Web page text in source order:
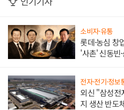
소비자·유통
롯데·농심 창
'사촌' 신동빈
전자·전기·정보
외신 "삼성전
지 생산 반도